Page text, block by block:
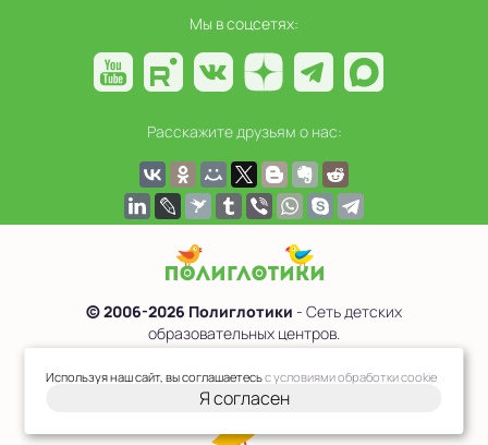
Мы в соцсетях:
Расскажите друзьям о нас:
© 2006-2026 Полиглотики - Сеть детских
образовательных центров.
Политика обработки персональных данных
Используя наш сайт, вы соглашаетесьс условиями обработки cookie
Я согласен